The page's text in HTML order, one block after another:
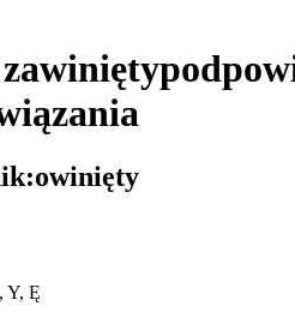
zawinięty
owinięty
Y, Ę